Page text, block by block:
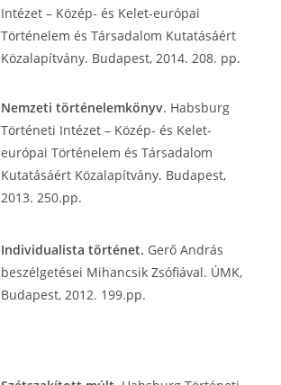
Intézet – Közép- és Kelet-európai
Történelem és Társadalom Kutatásáért
Közalapítvány. Budapest, 2014. 208. pp.
Nemzeti történelemkönyv. Habsburg
Történeti Intézet – Közép- és Kelet-
európai Történelem és Társadalom
Kutatásáért Közalapítvány. Budapest,
2013. 250.pp.
Individualista történet. Gerő András
beszélgetései Mihancsik Zsófiával. ÚMK,
Budapest, 2012. 199.pp.